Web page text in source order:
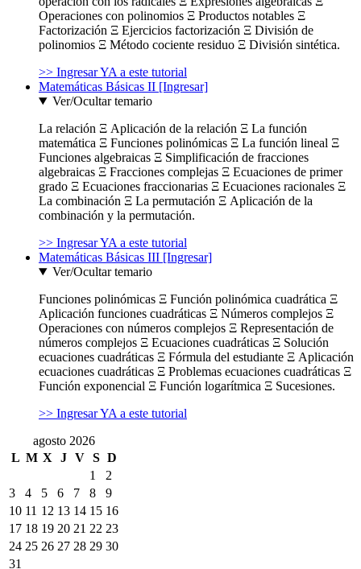
Operaciones con polinomios Ξ Productos notables Ξ
Factorización Ξ Ejercicios factorización Ξ División de
polinomios Ξ Método cociente residuo Ξ División sintética.
>> Ingresar YA a este tutorial
Matemáticas Básicas II [Ingresar]
Ver/Ocultar temario
La relación Ξ Aplicación de la relación Ξ La función
matemática Ξ Funciones polinómicas Ξ La función lineal Ξ
Funciones algebraicas Ξ Simplificación de fracciones
algebraicas Ξ Fracciones complejas Ξ Ecuaciones de primer
grado Ξ Ecuaciones fraccionarias Ξ Ecuaciones racionales Ξ
La combinación Ξ La permutación Ξ Aplicación de la
combinación y la permutación.
>> Ingresar YA a este tutorial
Matemáticas Básicas III [Ingresar]
Ver/Ocultar temario
Funciones polinómicas Ξ Función polinómica cuadrática Ξ
Aplicación funciones cuadráticas Ξ Números complejos Ξ
Operaciones con números complejos Ξ Representación de
números complejos Ξ Ecuaciones cuadráticas Ξ Solución
ecuaciones cuadráticas Ξ Fórmula del estudiante Ξ Aplicación
ecuaciones cuadráticas Ξ Problemas ecuaciones cuadráticas Ξ
Función exponencial Ξ Función logarítmica Ξ Sucesiones.
>> Ingresar YA a este tutorial
agosto 2026
L M X J V S D
1
2
3
4 5 6 7 8
9
10 11 12 13 14 15 16
17 18 19 20 21 22 23
24 25 26 27 28 29 30
31